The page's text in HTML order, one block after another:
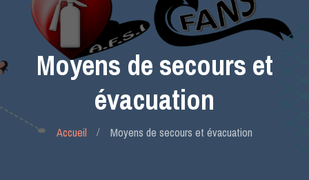
Moyens de secours et
évacuation
Accueil Moyens de secours et évacuation